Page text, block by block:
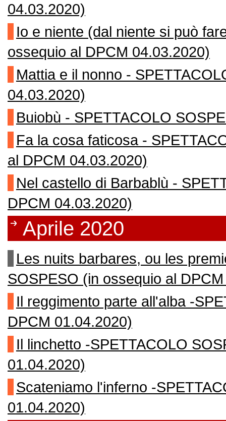
04.03.2020)
Io e niente (dal niente si può
ossequio al DPCM 04.03.2020)
Mattia e il nonno -
04.03.2020)
Buiobù - SPETTACOLO
Fa la cosa faticosa -
al DPCM 04.03.2020)
Nel castello di Barbablù -
DPCM 04.03.2020)
Aprile 2020
Les nuits barbares, ou les
SOSPESO (in ossequio al
Il reggimento parte all'alba -
DPCM 01.04.2020)
Il linchetto -SPETTACOLO
01.04.2020)
Scateniamo l'inferno -
01.04.2020)